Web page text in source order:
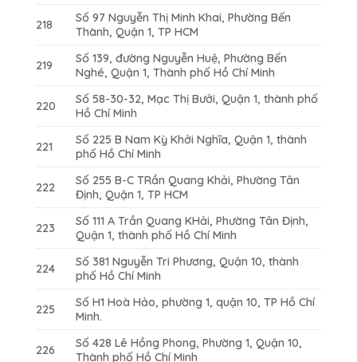
218
Số 97 Nguyễn Thị Minh Khai, Phường Bến
Thành, Quận 1, TP HCM
219
Số 139, đường Nguyễn Huệ, Phường Bến
Nghé, Quận 1, Thành phố Hồ Chí Minh
220
Số 58-30-32, Mạc Thị Bưởi, Quận 1, thành phố
Hồ Chí Minh
221
Số 225 B Nam Kỳ Khởi Nghĩa, Quận 1, thành
phố Hồ Chí Minh
222
Số 255 B-C TRần Quang Khải, Phường Tân
Định, Quận 1, TP HCM
223
Số 111 A Trần Quang KHải, Phường Tân Định,
Quận 1, thành phố Hồ Chí Minh
224
Số 381 Nguyễn Tri Phương, Quận 10, thành
phố Hồ Chí Minh
225
Số H1 Hoà Hảo, phường 1, quận 10, TP Hồ Chí
Minh.
226
Số 428 Lê Hồng Phong, Phường 1, Quận 10,
Thành phố Hồ Chí Minh